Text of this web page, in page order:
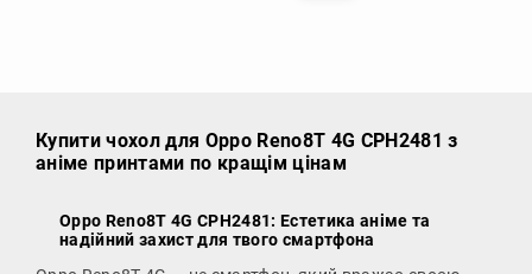
Купити чохол для Oppo Reno8T 4G CPH2481 з
аніме принтами по кращім цінам
Oppo Reno8T 4G CPH2481: Естетика аніме та
надійний захист для твого смартфона